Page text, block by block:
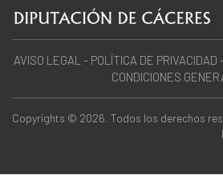
AVISO LEGAL - POLÍTICA DE PRIVACIDAD -
CONDICIONES
Copyrights © 2026. Todos los derechos